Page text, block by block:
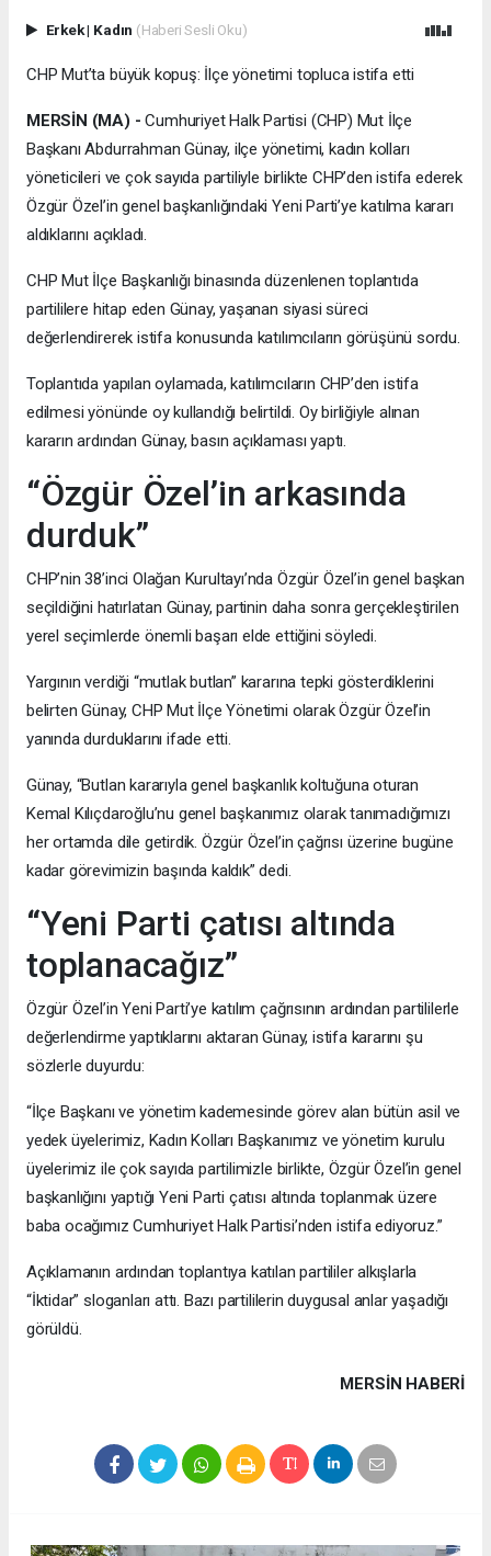
Erkek| Kadın (Haberi Sesli Oku)
CHP Mut’ta büyük kopuş: İlçe yönetimi topluca istifa etti
MERSİN (MA) - Cumhuriyet Halk Partisi (CHP) Mut İlçe
Başkanı Abdurrahman Günay, ilçe yönetimi, kadın kolları
yöneticileri ve çok sayıda partiliyle birlikte CHP’den istifa ederek
Özgür Özel’in genel başkanlığındaki Yeni Parti’ye katılma kararı
aldıklarını açıkladı.
CHP Mut İlçe Başkanlığı binasında düzenlenen toplantıda
partililere hitap eden Günay, yaşanan siyasi süreci
değerlendirerek istifa konusunda katılımcıların görüşünü sordu.
Toplantıda yapılan oylamada, katılımcıların CHP’den istifa
edilmesi yönünde oy kullandığı belirtildi. Oy birliğiyle alınan
kararın ardından Günay, basın açıklaması yaptı.
“Özgür Özel’in arkasında
durduk”
CHP’nin 38’inci Olağan Kurultayı’nda Özgür Özel’in genel başkan
seçildiğini hatırlatan Günay, partinin daha sonra gerçekleştirilen
yerel seçimlerde önemli başarı elde ettiğini söyledi.
Yargının verdiği “mutlak butlan” kararına tepki gösterdiklerini
belirten Günay, CHP Mut İlçe Yönetimi olarak Özgür Özel’in
yanında durduklarını ifade etti.
Günay, “Butlan kararıyla genel başkanlık koltuğuna oturan
Kemal Kılıçdaroğlu’nu genel başkanımız olarak tanımadığımızı
her ortamda dile getirdik. Özgür Özel’in çağrısı üzerine bugüne
kadar görevimizin başında kaldık” dedi.
“Yeni Parti çatısı altında
toplanacağız”
Özgür Özel’in Yeni Parti’ye katılım çağrısının ardından partililerle
değerlendirme yaptıklarını aktaran Günay, istifa kararını şu
sözlerle duyurdu:
“İlçe Başkanı ve yönetim kademesinde görev alan bütün asil ve
yedek üyelerimiz, Kadın Kolları Başkanımız ve yönetim kurulu
üyelerimiz ile çok sayıda partilimizle birlikte, Özgür Özel’in genel
başkanlığını yaptığı Yeni Parti çatısı altında toplanmak üzere
baba ocağımız Cumhuriyet Halk Partisi’nden istifa ediyoruz.”
Açıklamanın ardından toplantıya katılan partililer alkışlarla
“İktidar” sloganları attı. Bazı partililerin duygusal anlar yaşadığı
görüldü.
MERSIN HABERİ